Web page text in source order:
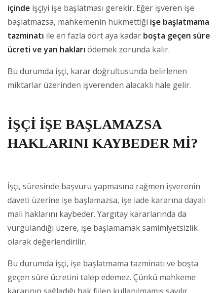
içinde işçiyi işe başlatması gerekir. Eğer işveren işe
başlatmazsa, mahkemenin hükmettiği işe başlatmama
tazminatı ile en fazla dört aya kadar boşta geçen süre
ücreti ve yan hakları ödemek zorunda kalır.
Bu durumda işçi, karar doğrultusunda belirlenen
miktarlar üzerinden işverenden alacaklı hale gelir.
İŞÇİ İŞE BAŞLAMAZSA
HAKLARINI KAYBEDER Mİ?
İşçi, süresinde başvuru yapmasına rağmen işverenin
daveti üzerine işe başlamazsa, işe iade kararına dayalı
mali haklarını kaybeder. Yargıtay kararlarında da
vurgulandığı üzere, işe başlamamak samimiyetsizlik
olarak değerlendirilir.
Bu durumda işçi, işe başlatmama tazminatı ve boşta
geçen süre ücretini talep edemez. Çünkü mahkeme